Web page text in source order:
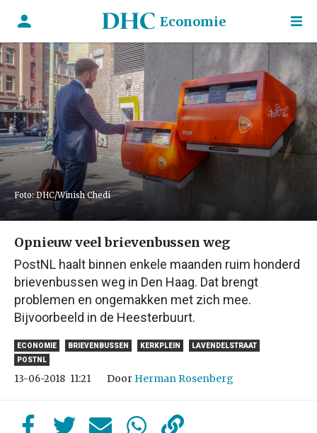
Economie
Foto: DHC/Winish Chedi
Opnieuw veel brievenbussen weg
PostNL haalt binnen enkele maanden ruim honderd
brievenbussen weg in Den Haag. Dat brengt
problemen en ongemakken met zich mee.
Bijvoorbeeld in de Heesterbuurt.
ECONOMIE BRIEVENBUSSEN KERKPLEIN
LAVENDELSTRAAT
POSTNL
13-06-2018 11:21 Door Herman Rosenberg